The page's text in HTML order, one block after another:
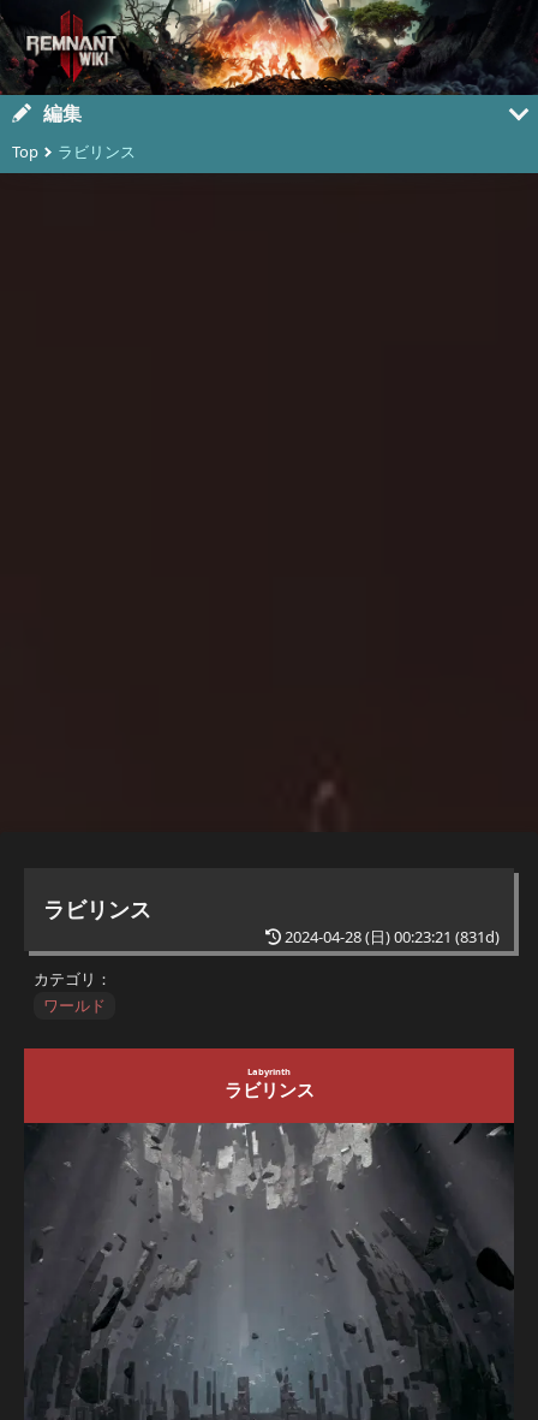
編集
Top ラビリンス
ラビリンス
2024-04-28 (日) 00:23:21 (831d)
カテゴリ：
ワールド
ラビリンス
Labyrinth